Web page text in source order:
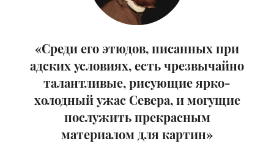
«Среди его этюдов, писанных при
адских условиях, есть чрезвычайно
талантливые, рисующие ярко-
холодный ужас Севера, и могущие
послужить прекрасным
материалом для картин»